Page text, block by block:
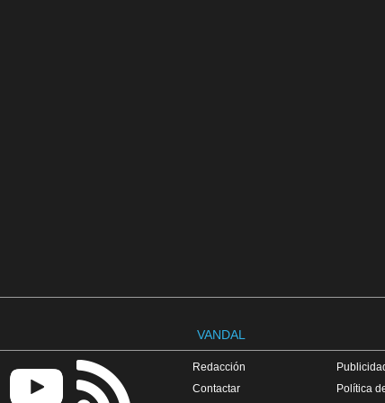
VANDAL
Redacción
Contactar
Política